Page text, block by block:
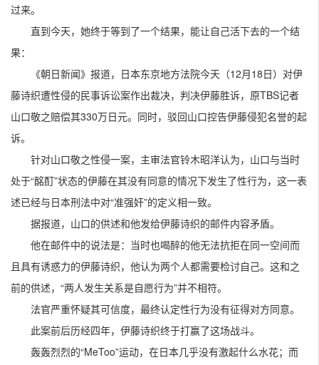
过来。
直到今天，她终于等到了一个结果，能让自己活下去的一个结
果：
《朝日新闻》报道，日本东京地方法院今天（12月18日）对伊
藤诗织遭性侵的民事诉讼案作出裁决，判决伊藤胜诉，原TBS记者
山口敬之赔偿其330万日元。同时，驳回山口控告伊藤侵犯名誉的起
诉。
针对山口敬之性侵一案，主审法官铃木昭洋认为，山口与当时
处于“酩酊”状态的伊藤在其没有同意的情况下发生了性行为，这一表
述已经与日本刑法中对“准强奸”的定义相一致。
据报道，山口的供述和他发给伊藤诗织的邮件内容矛盾。
他在邮件中的说法是：当时也喝醉的他无法抗拒在同一空间而
且具有诱惑力的伊藤诗织，他认为两个人都需要检讨自己。这和之
前的供述，“两人发生关系是自愿行为”并不相符。
法官严重怀疑其可信度，最终认定性行为没有征得对方同意。
此案前后历经四年，伊藤诗织终于打赢了这场战斗。
轰轰烈烈的“MeToo”运动，在日本几乎没有激起什么水花；而